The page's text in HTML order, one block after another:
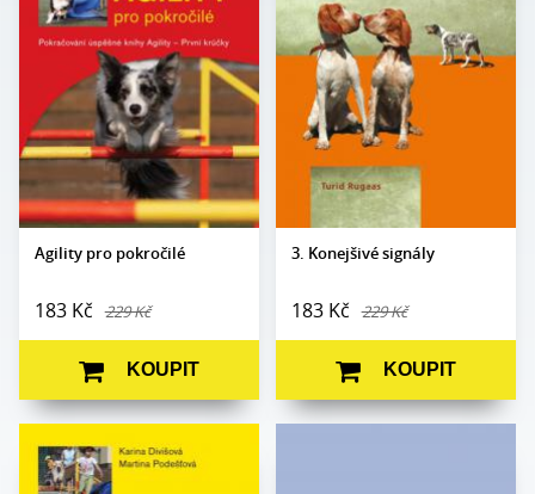
Agility pro pokročilé
183 Kč 229 Kč
Edice:
Edukace
Počet
stran:
128
A5
Vazba:
V8a (pevná)
Obrazová
část:
Černobílé a barevné
fotografie
Datum
30. 10. 2009
KOUPIT
3. Konejšivé signály
183 Kč 229 Kč
Počet
stran:
100
Formát:
A5
Vazba:
V8 (pevná)
Obrazová
část:
Černobílé a barevné
fotografie
Datum
vydání:
1. 10. 2024
KOUPIT